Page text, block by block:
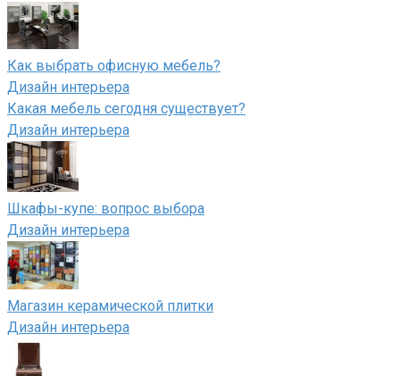
Как выбрать офисную мебель?
Дизайн интерьера
Какая мебель сегодня существует?
Дизайн интерьера
Шкафы-купе: вопрос выбора
Дизайн интерьера
Магазин керамической плитки
Дизайн интерьера